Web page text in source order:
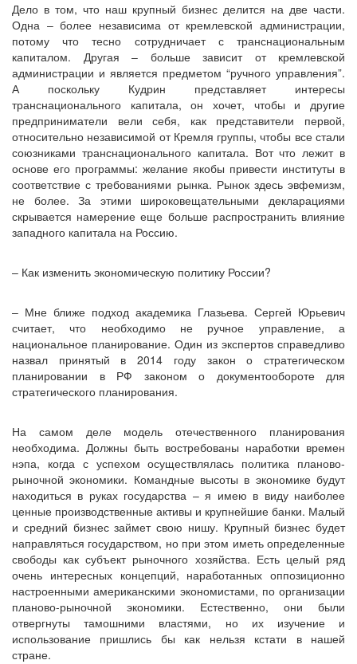
Дело в том, что наш крупный бизнес делится на две части.
Одна – более независима от кремлевской администрации,
потому что тесно сотрудничает с транснациональным
капиталом. Другая – больше зависит от кремлевской
администрации и является предметом “ручного управления”.
А поскольку Кудрин представляет интересы
транснационального капитала, он хочет, чтобы и другие
предприниматели вели себя, как представители первой,
относительно независимой от Кремля группы, чтобы все стали
союзниками транснационального капитала. Вот что лежит в
основе его программы: желание якобы привести институты в
соответствие с требованиями рынка. Рынок здесь эвфемизм,
не более. За этими широковещательными декларациями
скрывается намерение еще больше распространить влияние
западного капитала на Россию.
– Как изменить экономическую политику России?
– Мне ближе подход академика Глазьева. Сергей Юрьевич
считает, что необходимо не ручное управление, а
национальное планирование. Один из экспертов справедливо
назвал принятый в 2014 году закон о стратегическом
планировании в РФ законом о документообороте для
стратегического планирования.
На самом деле модель отечественного планирования
необходима. Должны быть востребованы наработки времен
нэпа, когда с успехом осуществлялась политика планово-
рыночной экономики. Командные высоты в экономике будут
находиться в руках государства – я имею в виду наиболее
ценные производственные активы и крупнейшие банки. Малый
и средний бизнес займет свою нишу. Крупный бизнес будет
направляться государством, но при этом иметь определенные
свободы как субъект рыночного хозяйства. Есть целый ряд
очень интересных концепций, наработанных оппозиционно
настроенными американскими экономистами, по организации
планово-рыночной экономики. Естественно, они были
отвергнуты тамошними властями, но их изучение и
использование пришлись бы как нельзя кстати в нашей
стране.